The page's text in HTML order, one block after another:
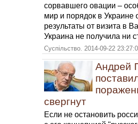
сорвавшего овации –
мир и порядок в
результаты от визита в
Украина не получила ни
Суспільство. 2014-09-22
Андрей
свергнут
Если не остановить